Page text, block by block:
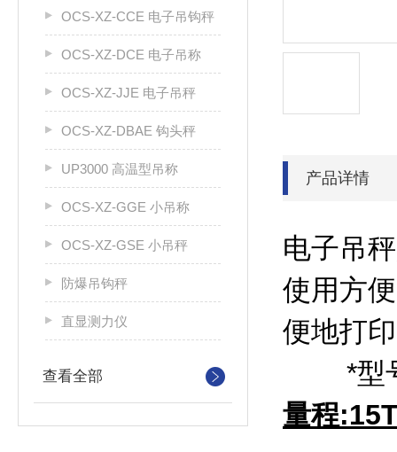
OCS-XZ-CCE 电子吊钩秤
OCS-XZ-DCE 电子吊称
OCS-XZ-JJE 电子吊秤
OCS-XZ-DBAE 钩头秤
UP3000 高温型吊称
OCS-XZ-GGE 小吊称
OCS-XZ-GSE 小吊秤
防爆吊钩秤
直显测力仪
查看全部
产品详情
电子吊
使用方
便地打
*型号
量程